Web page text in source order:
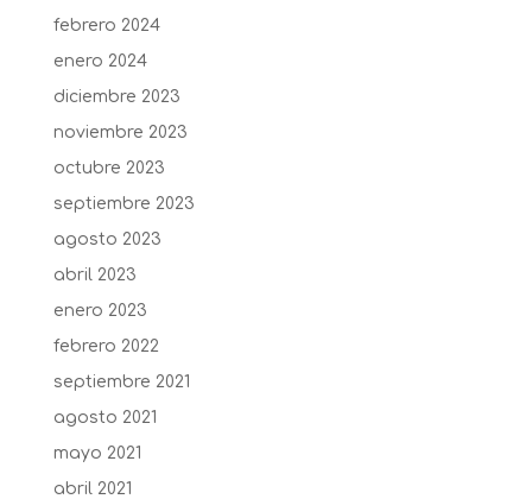
febrero 2024
enero 2024
diciembre 2023
noviembre 2023
octubre 2023
septiembre 2023
agosto 2023
abril 2023
enero 2023
febrero 2022
septiembre 2021
agosto 2021
mayo 2021
abril 2021